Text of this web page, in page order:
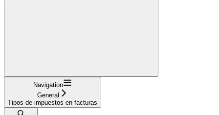
Navigation
General
Tipos de impuestos en facturas